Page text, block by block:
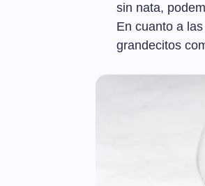
sin nata,
En cuanto a
grandecitos